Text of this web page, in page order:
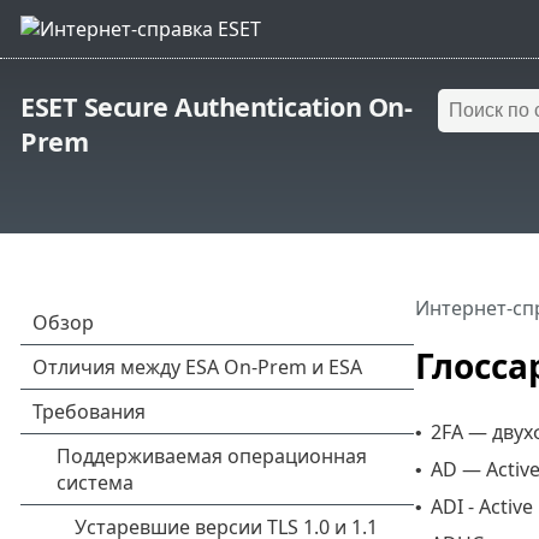
ESET Secure Authentication On-
Prem
Интернет-
• 2FA —
• AD —
• ADI -